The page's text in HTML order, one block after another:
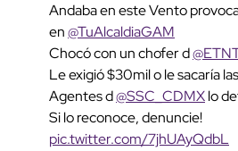
Andaba en este Vento
en@TuAlcaldiaGAM
Chocó con un chofer d
Le exigió $30mil o le sacaría
Agentes d@SSC_CDMXlo
Si lo reconoce, denuncie!
pic.twitter.com/7jhUAyQdbL